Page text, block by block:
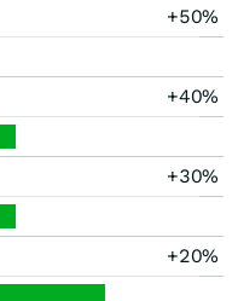
+50%
+40%
+30%
+20%